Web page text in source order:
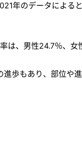
年のデータによる
は、男性24.7％、女
歩もあり、部位や